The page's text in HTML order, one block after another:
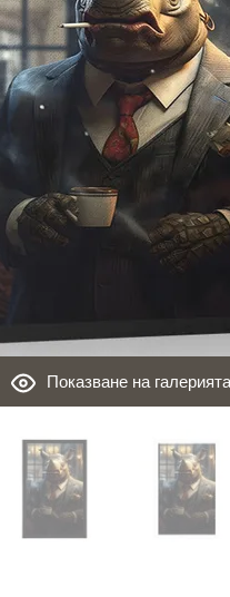
Показване на галерията